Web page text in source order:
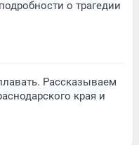
о трагедии
Рассказываем
края и